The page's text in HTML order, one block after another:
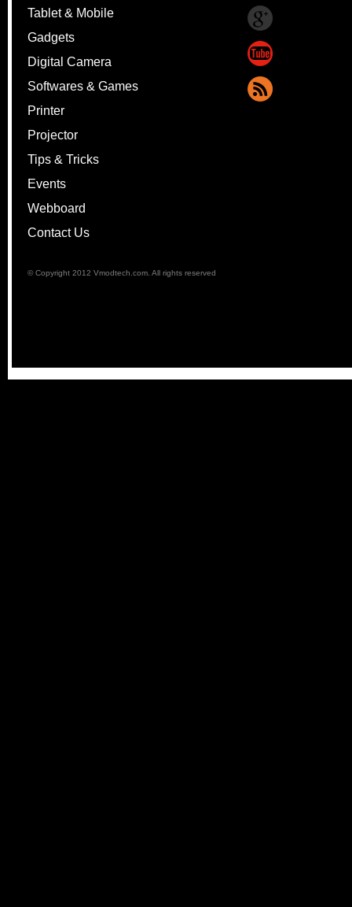
Tablet & Mobile
Gadgets
Digital Camera
Softwares & Games
Printer
Projector
Tips & Tricks
Events
Webboard
Contact Us
© Copyright 2012 Vmodtech.com. All rights reserved